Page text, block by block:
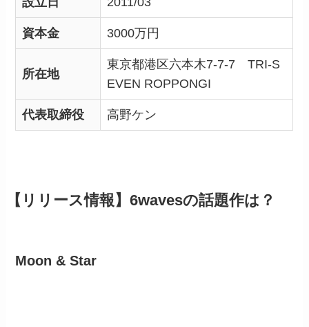
資本金 3000万円
所在地
東京都港区六本木7-7-7 TRI-S
EVEN ROPPONGI
代表取締役 高野ケン
【リリース情報】6wavesの話題作は？
Moon & Star